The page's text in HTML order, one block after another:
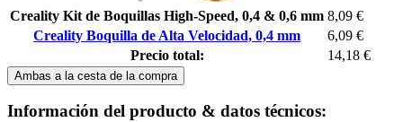
Creality Kit de Boquillas High-Speed, 0,4 & 0,6 mm 8,09 €
Creality Boquilla de Alta Velocidad, 0,4 mm
6,09 €
Precio total:
14,18 €
Ambas a la cesta de la compra
Información del producto & datos técnicos: